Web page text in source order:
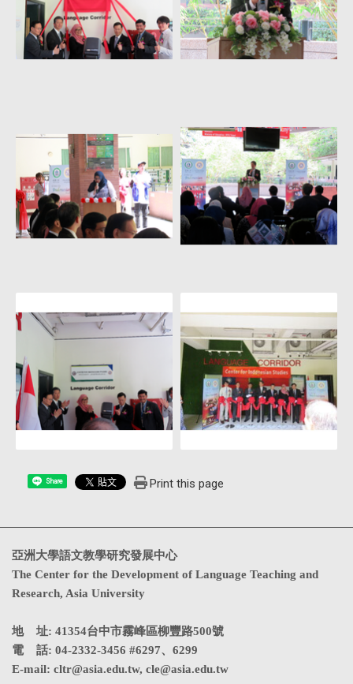
Share Print this page
亞洲大學語文教學研究發展中心
The Center for the Development of Language Teaching and
Research, Asia University
地 址: 41354台中市霧峰區柳豐路500號
電 話: 04-2332-3456 #6297、6299
E-mail: cltr@asia.edu.tw, cle@asia.edu.tw